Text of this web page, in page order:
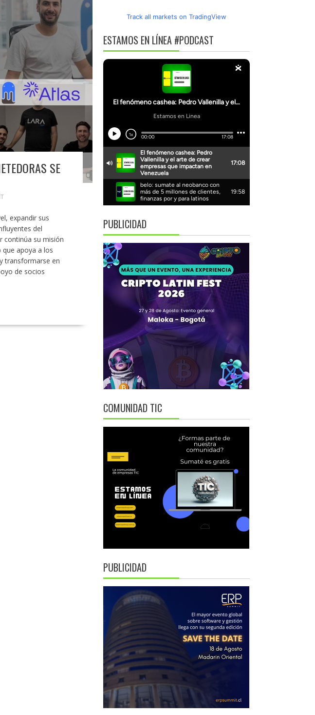
SE
expandir sus
del
continúa su misión
apoya a los
transformarse en
de socios
Track all markets on TradingView
ESTAMOS EN LÍNEA #PODCAST
PUBLICIDAD
COMUNIDAD TIC
PUBLICIDAD